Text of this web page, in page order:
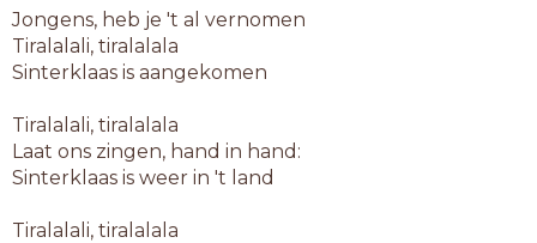
Jongens, heb je 't al vernomen
Tiralalali, tiralalala
Sinterklaas is aangekomen
Tiralalali, tiralalala
Laat ons zingen, hand in hand:
Sinterklaas is weer in 't land
Tiralalali, tiralalala